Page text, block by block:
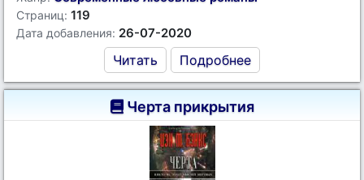
Страниц: 119
Дата добавления: 26-07-2020
Читать Подробнее
Черта прикрытия